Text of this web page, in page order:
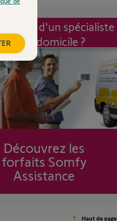
d'un spécialiste
à mon domicile ?
Découvrez les
forfaits Somfy
Assistance
Haut de page